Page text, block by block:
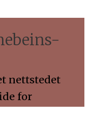
nettstedet
for